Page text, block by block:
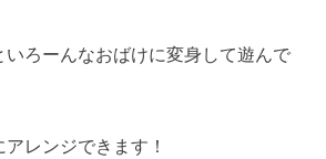
いろーんなおばけに変身して遊んで
レンジできます！